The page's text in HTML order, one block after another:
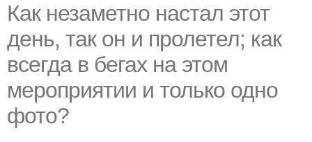
Как незаметно настал этот
день, так он и пролетел; как
всегда в бегах на этом
мероприятии и только одно
фото?